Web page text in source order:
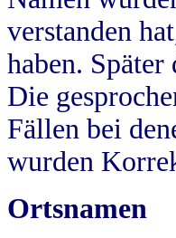
verstanden
haben.
Die
Fällen bei
wurden
Ortsnamen